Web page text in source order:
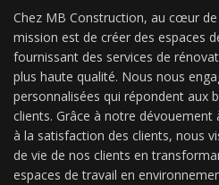
Chez MB Construction, au cœur
mission est de créer des espaces
fournissant des services de
plus haute qualité. Nous nous
personnalisées qui répondent aux
clients. Grâce à notre
à la satisfaction des clients, nous
de vie de nos clients en
espaces de travail en